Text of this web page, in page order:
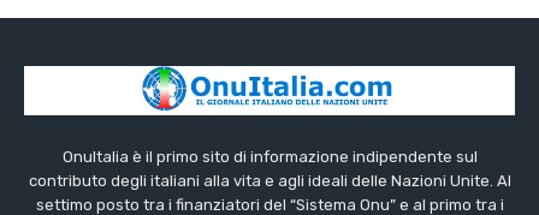
OnuItalia è il primo sito di informazione indipendente sul
contributo degli italiani alla vita e agli ideali delle Nazioni Unite. Al
settimo posto tra i finanziatori del “Sistema Onu” e al primo tra i